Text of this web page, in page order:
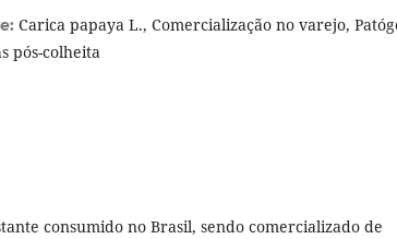
Carica papaya L., Comercialização no varejo,
pós-colheita
consumido no Brasil, sendo comercializado de